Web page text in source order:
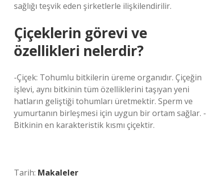
sağlığı teşvik eden şirketlerle ilişkilendirilir.
Çiçeklerin görevi ve
özellikleri nelerdir?
-Çiçek: Tohumlu bitkilerin üreme organıdır. Çiçeğin
işlevi, aynı bitkinin tüm özelliklerini taşıyan yeni
hatların geliştiği tohumları üretmektir. Sperm ve
yumurtanın birleşmesi için uygun bir ortam sağlar. -
Bitkinin en karakteristik kısmı çiçektir.
Tarih: Makaleler